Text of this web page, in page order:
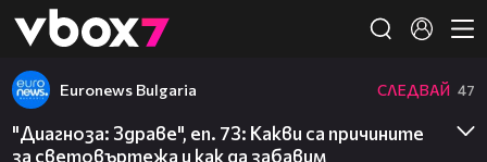
👾
Euronews Bulgaria СЛЕДВАЙ 47
"Диагноза: Здраве", еп. 73: Какви са причините
за световъртежа и как да забавим